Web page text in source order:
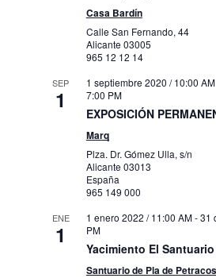
Casa Bardín
Calle San Fernando, 44
Alicante 03005
965 12 12 14
SEP
1
1 septiembre 2020 / 10:00 AM
7:00 PM
EXPOSICIÓN
Marq
Plza. Dr. Gómez Ulla, s/n
Alicante 03013
España
965 149 000
ENE
1
1 enero 2022 / 11:00 AM-31
PM
Yacimiento El
Santuario de Pla de Petracos